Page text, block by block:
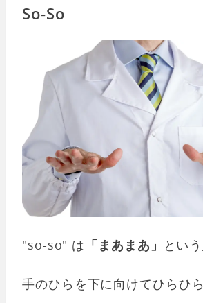
So-So
"so-so" は 「まあまあ」 とい
手のひらを下に向けてひらひら